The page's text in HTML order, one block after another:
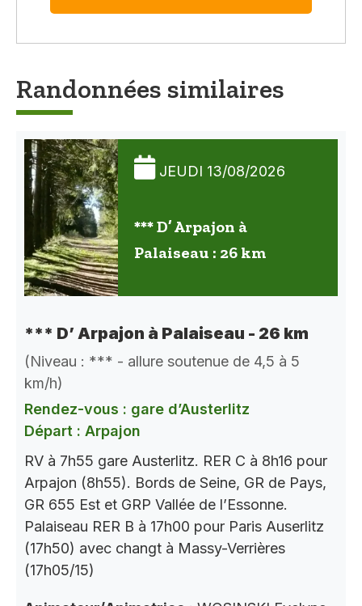
Randonnées similaires
JEUDI 13/08/2026
*** D’ Arpajon à
Palaiseau : 26 km
*** D’ Arpajon à Palaiseau - 26 km
(Niveau : *** - allure soutenue de 4,5 à 5
km/h)
Rendez-vous : gare d’Austerlitz
Départ : Arpajon
RV à 7h55 gare Austerlitz. RER C à 8h16 pour
Arpajon (8h55). Bords de Seine, GR de Pays,
GR 655 Est et GRP Vallée de l’Essonne.
Palaiseau RER B à 17h00 pour Paris Auserlitz
(17h50) avec changt à Massy-Verrières
(17h05/15)